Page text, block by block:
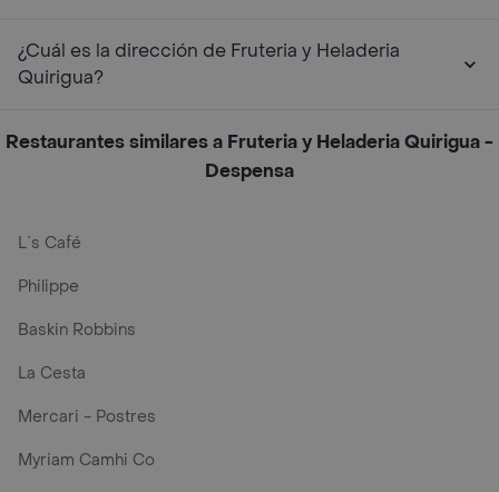
¿Cuál es la dirección de Fruteria y Heladeria
Quirigua?
Restaurantes similares a Fruteria y Heladeria Quirigua -
Despensa
L´s Café
Philippe
Baskin Robbins
La Cesta
Mercari - Postres
Myriam Camhi Co